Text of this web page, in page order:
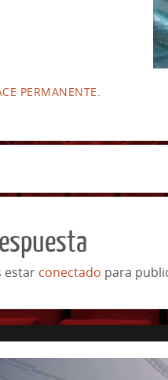
PERMANENTE
estar conectado para